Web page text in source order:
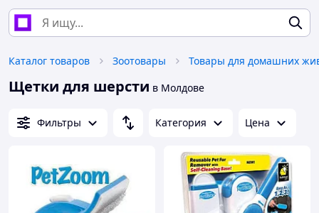
Каталог товаров Зоотовары
Щетки для шерсти в Молдове
Фильтры Категория Цена